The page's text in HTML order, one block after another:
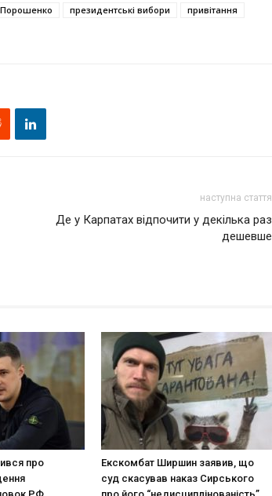
Порошенко президентські вибори
привітання
наступна стаття
Де у Карпатах відпочити у декілька раз
дешевше
про
Екскомбат Ширшин заявив, що
суд скасував наказ Сирського